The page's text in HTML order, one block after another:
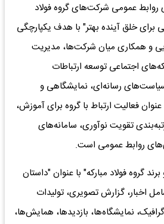
عمومی شرکت‌های گروه فولاد
برای خلق آینده بهتر" با هدف یکپارچگی
و همکاری میان شرکت‌ها، مدیریت
اجتماعی توسعه ارتباطات
رسانه‌ای، نمایشگاهی و
فعالیت ارتباط با گروه برای آموزش،
تقویت نوآوری، سامانه‌های
روابط عمومی است.
گروه فولاد مبارکه" با عنوان "داستان
اخبار، گزارش تصویری، تولیدات
نمایشگاه‌ها، بازدیدها، همایش‌ها،